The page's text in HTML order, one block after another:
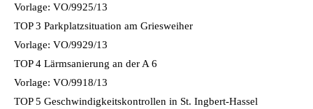
Vorlage: VO/9925/13
TOP 3 Parkplatzsituation am Griesweiher
Vorlage: VO/9929/13
TOP 4 Lärmsanierung an der A 6
Vorlage: VO/9918/13
TOP 5 Geschwindigkeitskontrollen in St. Ingbert-Hassel